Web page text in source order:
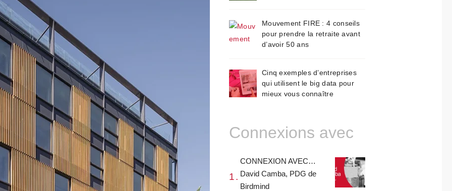
Mouvement FIRE : 4 conseils
pour prendre la retraite avant
d’avoir 50 ans
Cinq exemples d’entreprises
qui utilisent le big data pour
mieux vous connaître
Connexions avec
CONNEXION AVEC…
David Camba, PDG de
Birdmind